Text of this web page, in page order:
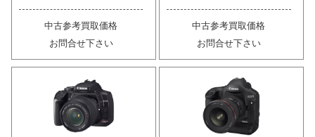
中古参考買取価格
お問合せ下さい
中古参考買取価格
お問合せ下さい